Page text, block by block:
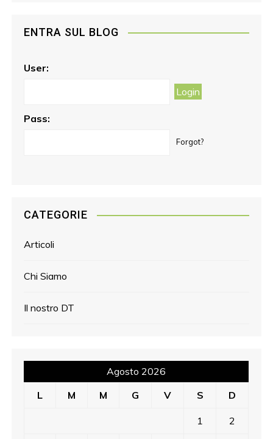
b
o
a
e
ENTRA SUL BLOG
User:
Pass:
Forgot?
CATEGORIE
Articoli
Chi Siamo
Il nostro DT
Agosto 2026
L
M M G V S D
1 2